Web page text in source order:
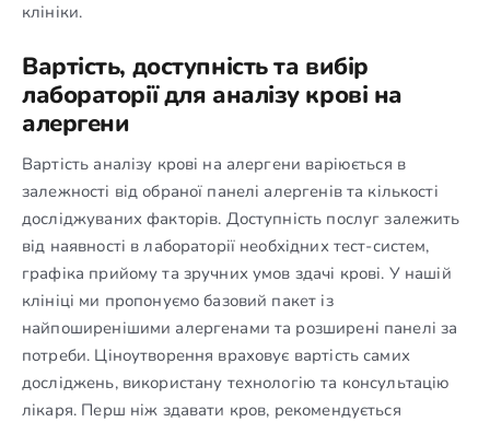
клініки.
Вартість, доступність та вибір
лабораторії для аналізу крові на
алергени
Вартість аналізу крові на алергени варіюється в
залежності від обраної панелі алергенів та кількості
досліджуваних факторів. Доступність послуг залежить
від наявності в лабораторії необхідних тест-систем,
графіка прийому та зручних умов здачі крові. У нашій
клініці ми пропонуємо базовий пакет із
найпоширенішими алергенами та розширені панелі за
потреби. Ціноутворення враховує вартість самих
досліджень, використану технологію та консультацію
лікаря. Перш ніж здавати кров, рекомендується